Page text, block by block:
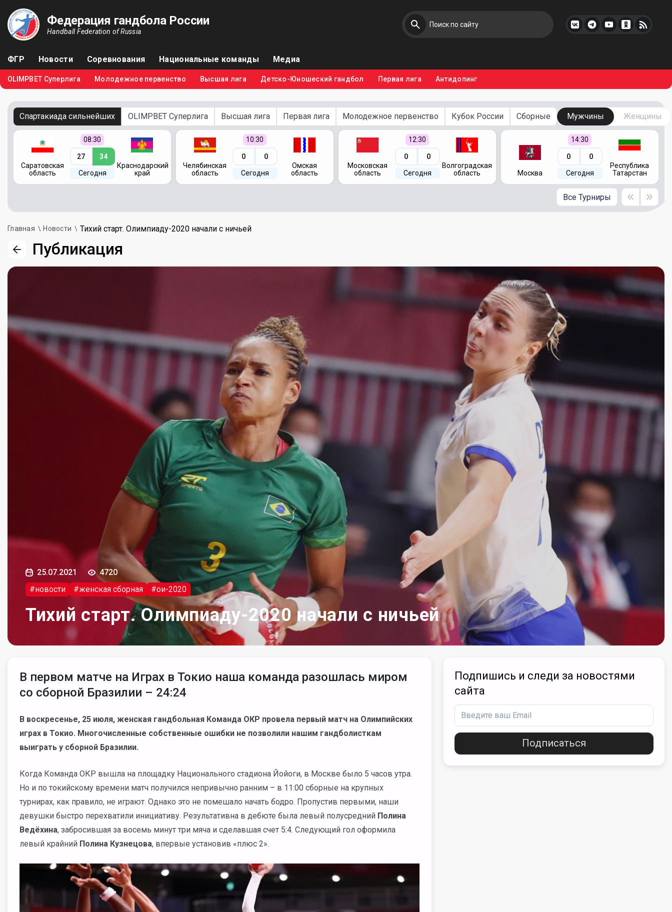
Федерация гандбола России
Handball Federation of Russia
ФГР Новости Соревнования Национальные команды Медиа
OLIMPBET Суперлига Молодежное первенство Высшая лига Детско-Юношеский гандбол Первая лига Антидопинг
Спартакиада сильнейших OLIMPBET Суперлига Высшая лига Первая лига Молодежное первенство Кубок России Сборные Мужчины Женщины
Саратовская
область
08:30
27 34
Сегодня
Краснодарский
край
Челябинская
область
10:30
0 0
Сегодня
Омская
область
Московская
область
12:30
0 0
Сегодня
Волгоградская
область
Москва
14:30
0 0
Сегодня
Республика
Татарстан
Все Турниры
Главная Новости Тихий старт. Олимпиаду-2020 начали с ничьей
Публикация
25.07.2021
4720
#новости
#женская сборная #ои-2020
Тихий старт. Олимпиаду-2020 начали с ничьей
В первом матче на Играх в Токио наша команда разошлась миром
со сборной Бразилии – 24:24
В воскресенье, 25 июля, женская гандбольная Команда ОКР провела первый матч на Олимпийских
играх в Токио. Многочисленные собственные ошибки не позволили нашим гандболисткам
выиграть у сборной Бразилии.
Когда Команда ОКР вышла на площадку Национального стадиона Йойоги, в Москве было 5 часов утра.
Но и по токийскому времени матч получился непривычно ранним – в 11:00 сборные на крупных
турнирах, как правило, не играют. Однако это не помешало начать бодро. Пропустив первыми, наши
девушки быстро перехватили инициативу. Результативна в дебюте была левый полусредний Полина
Ведёхина, забросившая за восемь минут три мяча и сделавшая счет 5:4. Следующий гол оформила
левый крайний Полина Кузнецова, впервые установив «плюс 2».
Подпишись и следи за новостями
сайта
Подписаться